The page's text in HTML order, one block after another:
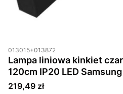
013015+013872
Lampa liniowa kinkiet
120cm IP20 LED Samsung
Cena
219,49 zł